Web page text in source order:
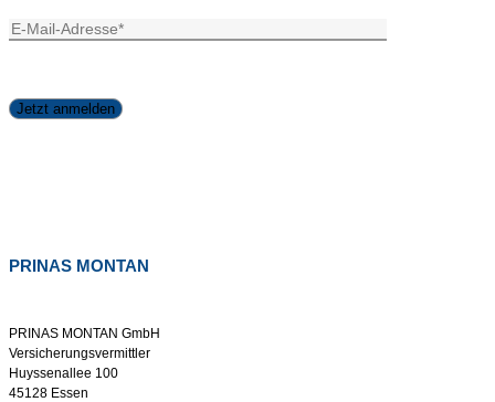
PRINAS MONTAN
PRINAS MONTAN GmbH
Versicherungsvermittler
Huyssenallee 100
45128 Essen